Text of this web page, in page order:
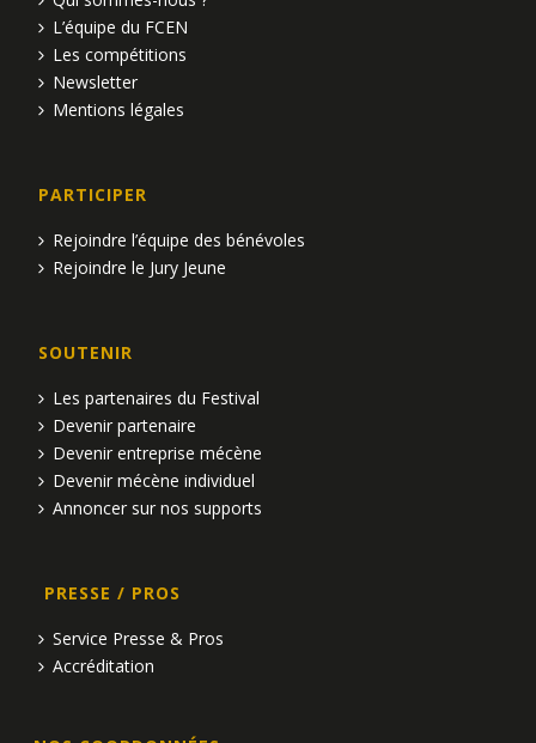
L’équipe du FCEN
Les compétitions
Newsletter
Mentions légales
PARTICIPER
Rejoindre l’équipe des bénévoles
Rejoindre le Jury Jeune
SOUTENIR
Les partenaires du Festival
Devenir partenaire
Devenir entreprise mécène
Devenir mécène individuel
Annoncer sur nos supports
PRESSE / PROS
Service Presse & Pros
Accréditation